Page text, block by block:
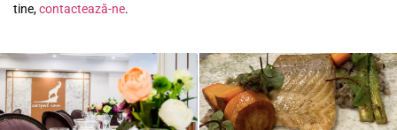
tine,contactează-ne.